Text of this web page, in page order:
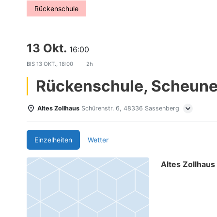
Rückenschule
13 Okt. 16:00
BIS 13 OKT., 18:00 2h
Rückenschule,
Altes Zollhaus Schürenstr. 6, 48336 Sassenberg
Einzelheiten Wetter
Altes Zollhaus